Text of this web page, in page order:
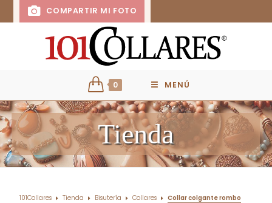
COMPARTIR MI FOTO
0 MENÚ
Tienda
101Collares Tienda Bisutería Collares Collar colgante rombo